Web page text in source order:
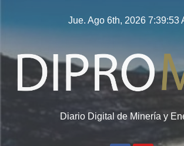
Jue. Ago 6th, 2026 7:39:54
Diario Digital de Minería y